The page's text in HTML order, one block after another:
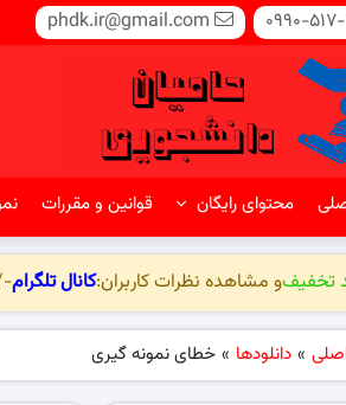
0990-
phdk.ir@gmail.com
محتوای رایگان قوانین و مقررات
تخفیفو مشاهده نظرات کاربران:کانال تلگرام
» دانلودها » خطای نمونه گیری